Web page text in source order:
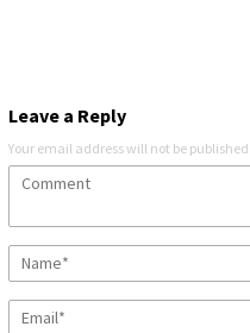
Leave a Reply
Your email address will not be published.